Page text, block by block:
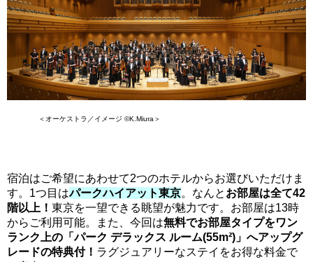
＜オーケストラ／イメージ ©K.Miura＞
宿泊はご希望にあわせて2つのホテルからお選びいただけま
す。1つ目はパークハイアット東京。なんと お部屋は全て42
階以上！ 東京を一望できる眺望が魅力です。お部屋は13時
からご利用可能。また、今回は無料でお部屋タイプをワン
ランク上の「パーク デラックス ルーム(55m²)」へアップグ
レードの特典付！ ラグジュアリーなステイをお得な料金で